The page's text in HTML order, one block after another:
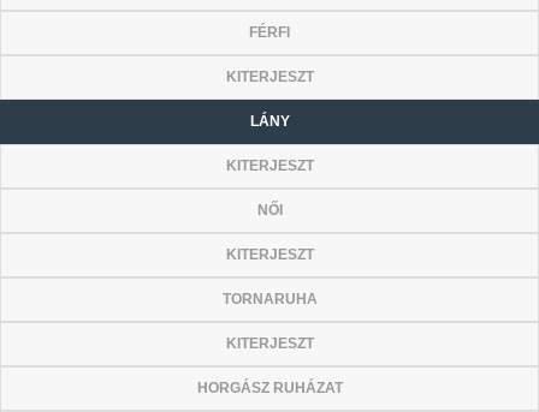
FÉRFI
KITERJESZT
LÁNY
KITERJESZT
NŐI
KITERJESZT
TORNARUHA
KITERJESZT
HORGÁSZ RUHÁZAT